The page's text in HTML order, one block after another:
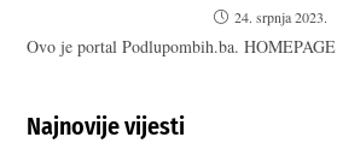
24. srpnja 2023.
Ovo je portal Podlupombih.ba.
Najnovije vijesti